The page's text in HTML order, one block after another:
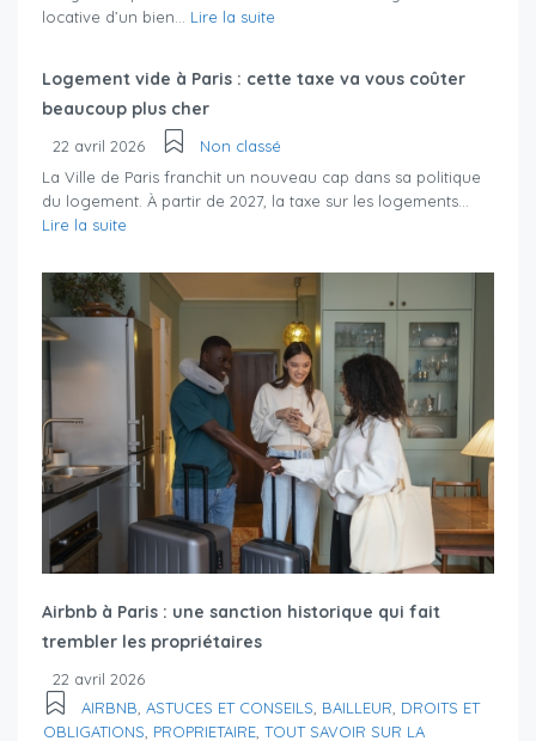
locative d’un bien... Lire la suite
Logement vide à Paris : cette taxe va vous coûter
beaucoup plus cher
22 avril 2026
Non classé
La Ville de Paris franchit un nouveau cap dans sa politique
du logement. À partir de 2027, la taxe sur les logements...
Lire la suite
Airbnb à Paris : une sanction historique qui fait
trembler les propriétaires
22 avril 2026
AIRBNB ASTUCES ET CONSEILS BAILLEUR DROITS ET
OBLIGATIONS PROPRIETAIRE TOUT SAVOIR SUR LA